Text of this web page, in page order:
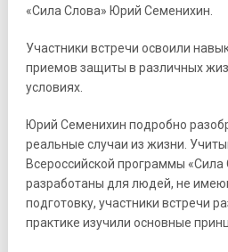
«Сила Слова» Юрий Семенихин.
Участники встречи освоили
приемов защиты в различных
условиях.
Юрий Семенихин подробно
реальные случаи из жизни.
Всероссийской программы
разработаны для людей, не
подготовку, участники встречи
практике изучили основные